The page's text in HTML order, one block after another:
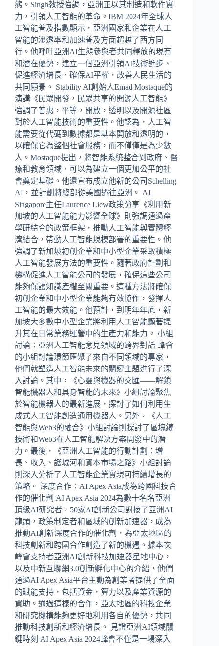
態。Singh教授強調，亞洲正以其制造和軟件實
力，引領人工智能的革命。IBM 2024年全球人
工智能普及指數顯示，亞洲國家和企業在人工
智能的滲透率和加速普及方面超越了西方同
行。他呼吁亞洲AI生態參與者共同釋放的現有
和潛在優勢，建立一個亞洲引領AI技術進步、
促進經濟增長、確保AI平權，改善人民生活的
共同願景。 Stability AI創始人Emad Mostaque的
演講《民眾開發，民眾共享的開源人工智能》
強調了普惠，平等，開放，透明以及開源社區
對於人工智能技術的重要性。他認為，人工智
能需要從代碼到數據都是基本開放和透明的，
以確保它為整個社會服務，而不僅僅是為少數
人。Mostaque提出，將智能系統整合到政府、醫
療和教育領域，可以為建立一個更加公平的社
會奠定基礎。他還宣布成立他新的公司Schelling
AI，並計劃將總部從美國遷往亞洲。 AI
Singapore主任Laurence Liew政策分享《利用新
加坡的人工智能能力影響全球》則強調通過產
學研結合的政策框架，推動人工智能與實體經
濟結合，帶動人工智能規模部署的重要性。他
強調了新加坡初創企業和中小型企業采取積極
人工智能發展方法的重要性。隨著政府計劃和
機構促進人工智能公司的發展，確保這些公司
能夠保護知識產權至關重要。這種方法將確保
初創企業和中小型企業能夠有效協作，發揮人
工智能的最大效能。他預計，到明年年底，新
加坡大多數中小型企業將利用人工智能顯著提
升其在日常業務運營中的生產力和能力。 小組
討論：亞洲人工智能意見領域的跨界對話 峰會
的小組討論環節匯聚了來自不同領域的專家，
他們就塑造人工智能未來的關鍵主題進行了深
入討論。其中，《心靈與機器的交匯——解鎖
智能機器人和具身智能的未來》小組討論聚焦
於智能機器人的最新進展，探討了如何利用生
成式人工智能創造通用機器人。另外，《人工
智能與Web3的融合》小組討論則探討了區塊鏈
技術和Web3在人工智能解決方案開發中的潛
力。最後，《亞洲人工智能的行動計劃：增
長、收入、護城河和資本市場之路》小組討論
則深入分析了人工智能企業實現可持續增長的
策略。 深度合作：AI Apex Asia成為跨國科技合
作的催化劑 AI Apex Asia 2024為數十名名亞洲
頂級AI研究者，50家AI創新公司對接了亞洲AI
龍頭，政策制定者和區域的創新加速器，成為
推動AI創新深度合作的催化劑，為亞太地區的
科技創新和跨國合作創造了新的機遇。據本次
峰會支持者亞洲AI創新科技加速器星地中心，
以及中新互聯網3.0創新孵化中心的介紹，他們
通過AI Apex Asia平台主動為創業者提供了全面
的賦能支持，包括資金，算力以及產業資源的
資助。通過這樣的合作，亞太地區的科技企業
和研究機構能夠更好地利用各自的優勢，共同
推動科技創新和經濟增長。 見證亞洲AI領域關
鍵時刻 AI Apex Asia 2024峰會不僅是一場深入